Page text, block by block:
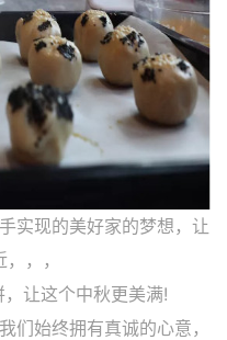
现的美好家的梦想，让
，，
让这个中秋更美满!
始终拥有真诚的心意，